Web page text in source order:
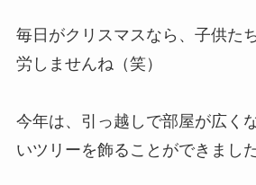
毎日がクリスマスなら、子供た
労しませんね（笑）
今年は、引っ越しで部屋が広く
いツリーを飾ることができました